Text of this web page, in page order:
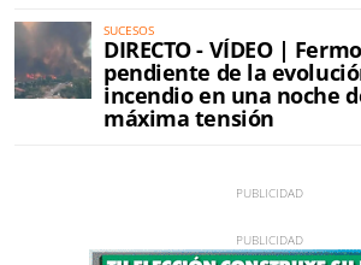
SUCESOS
DIRECTO - VÍDEO |
pendiente de la
incendio en una noche
máxima tensión